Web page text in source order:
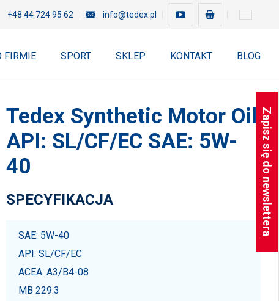
+48 44 724 95 62 info@tedex.pl
FIRMIE SPORT SKLEP KONTAKT BLOG
Zapisz się do newslettera
Tedex Synthetic Motor Oil
API: SL/CF/EC SAE: 5W-
40
SPECYFIKACJA
SAE: 5W-40
API: SL/CF/EC
ACEA: A3/B4-08
MB 229.3